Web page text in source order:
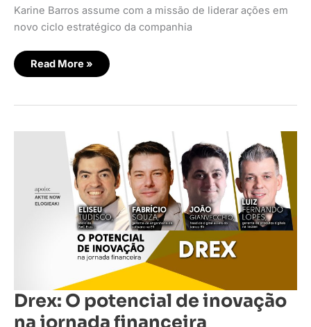
Karine Barros assume com a missão de liderar ações em
novo ciclo estratégico da companhia
Read More »
Drex: O potencial de inovação
na jornada financeira
Drex:
potencial
inovação
jornada
financeira